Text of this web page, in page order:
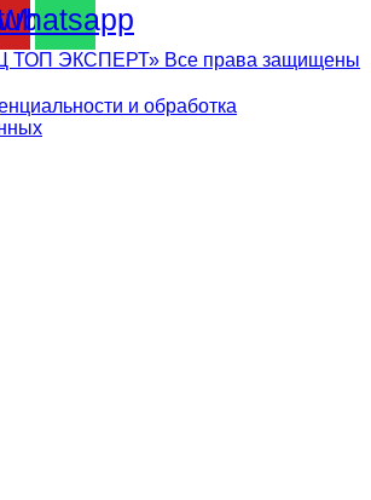
ТОП ЭКСПЕРТ» Все права защищены
и обработка